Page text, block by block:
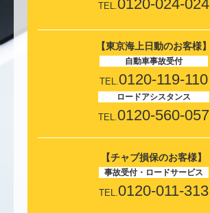
TEL.0120-024-024
【東京海上日動のお客様】
自動車事故受付
TEL.0120-119-110
ロードアシスタンス
TEL.0120-560-057
【チャブ損保のお客様】
事故受付・ロードサービス
TEL.0120-011-313